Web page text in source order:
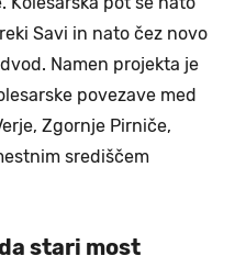
Savi in nato čez novo
Namen projekta je
povezave med
Zgornje Pirniče,
središčem
stari most